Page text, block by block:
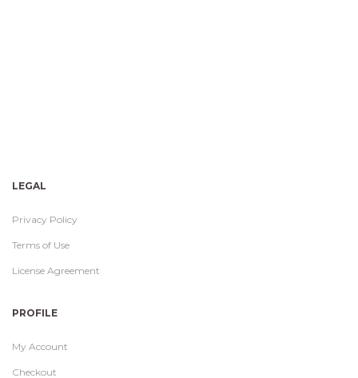
LEGAL
Privacy Policy
Terms of Use
License Agreement
PROFILE
My Account
Checkout